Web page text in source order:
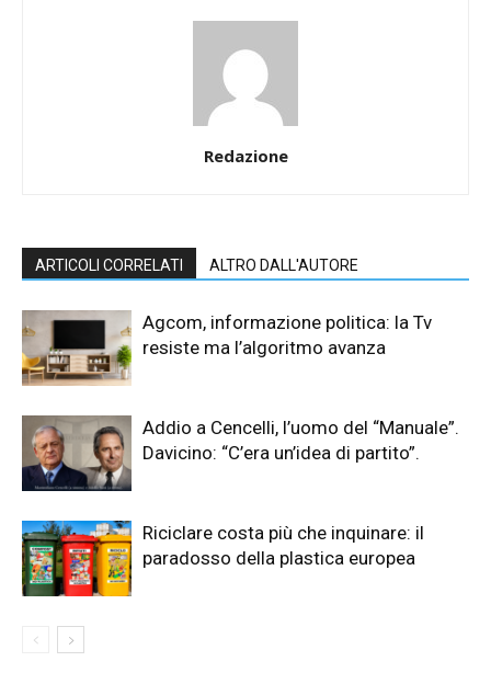
Redazione
ARTICOLI CORRELATI ALTRO DALL'AUTORE
Agcom, informazione politica: la Tv
resiste ma l’algoritmo avanza
Addio a Cencelli, l’uomo del “Manuale”.
Davicino: “C’era un’idea di partito”.
Riciclare costa più che inquinare: il
paradosso della plastica europea